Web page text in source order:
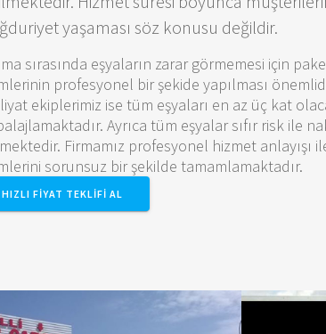
yaşaması söz konusu değildir.
sırasında eşyaların zarar görmemesi için
profesyonel bir şekide yapılması
ekiplerimiz ise tüm eşyaları en az üç kat
Ayrıca tüm eşyalar sıfır risk ile
Firmamız profesyonel hizmet anlayışı
sorunsuz bir şekilde tamamlamaktadır.
HIZLI FIYAT TEKLIFI AL